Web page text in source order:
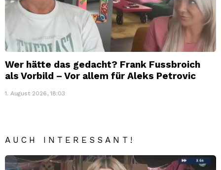
Wer hätte das gedacht? Frank Fussbroich
als Vorbild – Vor allem für Aleks Petrovic
1. August 2026, 18:03
AUCH INTERESSANT!